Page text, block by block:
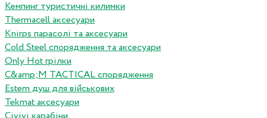
Кемпинг туристичні килимки
Thermacell аксесуари
Knirps парасолі та аксесуари
Cold Steel спорядження та аксесуари
Only Hot грілки
C&amp;M TACTICAL спорядження
Estem душ для військових
Tekmat аксесуари